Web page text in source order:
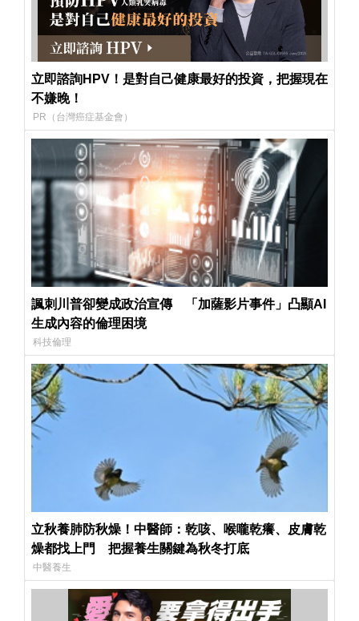
立即諮詢HPV！是對自己健康最好的投資，把握現在
不嫌晚！
PR（台灣癌症基金會）
諷刺川普卻變成政治宣傳 「加薩影片事件」凸顯AI
生成內容的倫理困境
科技倫理
立秋養肺防秋燥！中醫師：乾咳、喉嚨乾癢、皮膚乾
燥都找上門 把握養生關鍵為秋冬打底
中醫養生